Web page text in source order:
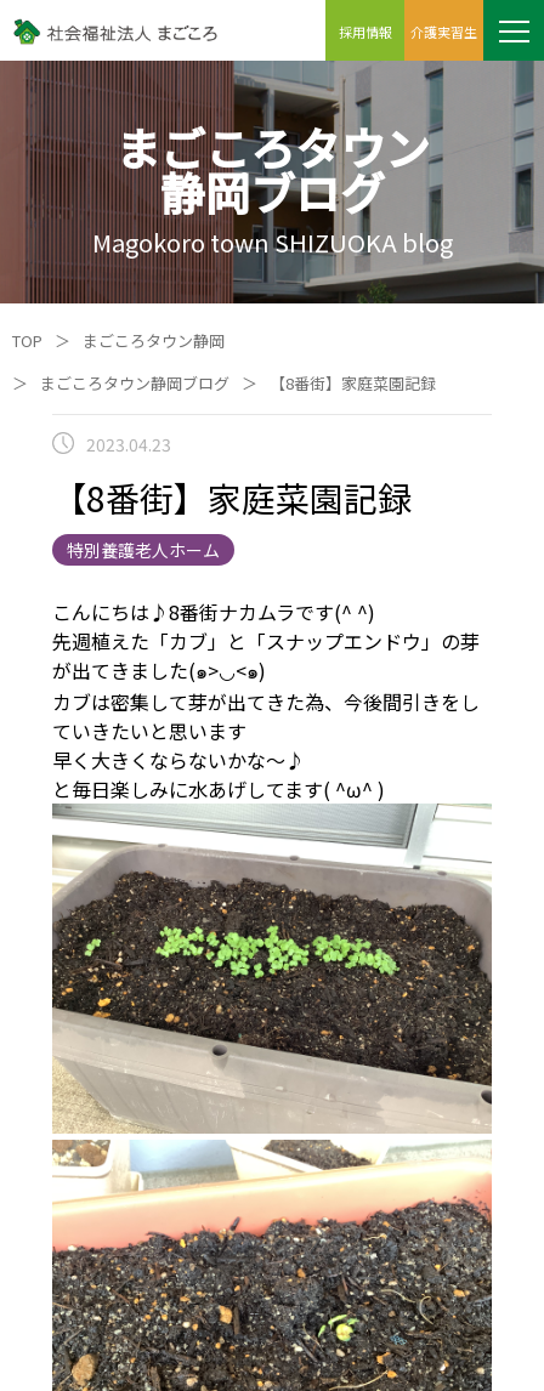
採用情報 介護実習生
まごころタウン
静岡ブログ
Magokoro town SHIZUOKA blog
TOP ＞
まごころタウン静岡
＞
まごころタウン静岡ブログ ＞ 【8番街】家庭菜園記録
2023.04.23
【8番街】家庭菜園記録
特別養護老人ホーム
こんにちは♪8番街ナカムラです(^ ^)
先週植えた「カブ」と「スナップエンドウ」の芽
が出てきました(๑>◡<๑)
カブは密集して芽が出てきた為、今後間引きをし
ていきたいと思います
早く大きくならないかな〜♪
と毎日楽しみに水あげしてます( ^ω^ )